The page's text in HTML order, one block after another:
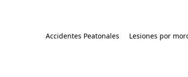
Accidentes Peatonales Lesiones por